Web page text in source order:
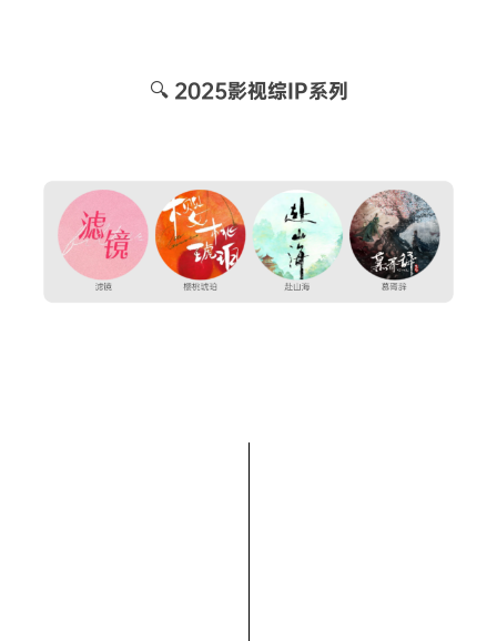
🔍 2025影视综IP系列